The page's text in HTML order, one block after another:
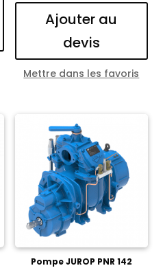
Ajouter au
devis
Mettre dans les favoris
Pompe JUROP PNR 142